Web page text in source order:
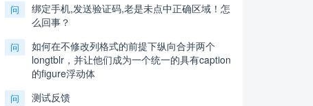
问
绑定手机,发送验证码,老是未点中正确区域！怎
么回事？
问
如何在不修改列格式的前提下纵向合并两个
longtblr，并让他们成为一个统一的具有caption
的figure浮动体
问 测试反馈